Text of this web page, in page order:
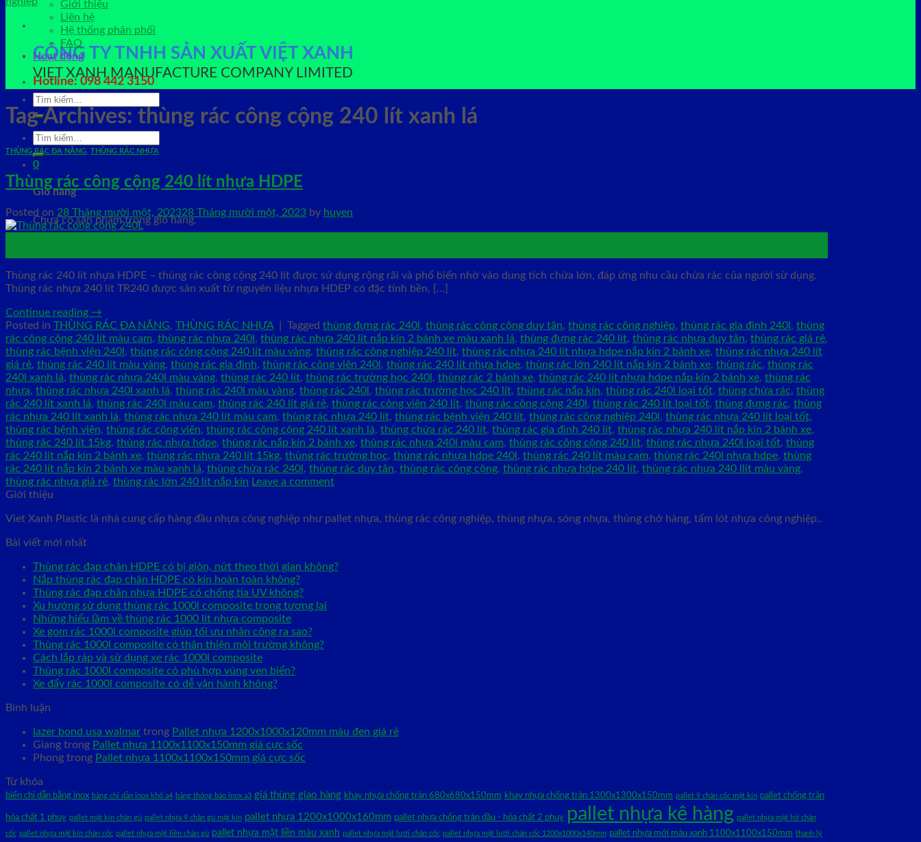
CÔNG TY TNHH SẢN XUẤT VIỆT XANH
VIET XANH MANUFACTURE COMPANY LIMITED
Tìm
kiếm:
Tìm
kiếm:
0
Giỏ hàng
Chưa có sản phẩm trong giỏ hàng.
Giới thiệu
Liên hệ
Hệ thống phân phối
FAQ
Hoạt động
Hotline: 098 442 3150
Tag Archives: thùng rác công cộng 240 lít xanh lá
THÙNG RÁC ĐA NĂNG, THÙNG RÁC NHỰA
Thùng rác công cộng 240 lít nhựa HDPE
Posted on 28 Tháng mười một, 202328 Tháng mười một, 2023 by huyen
Thùng rác 240 lít nhựa HDPE – thùng rác công cộng 240 lít được sử dụng rộng rãi và phổ biến nhờ vào dung tích chứa lớn, đáp ứng nhu cầu chứa rác của người sử dụng.
Thùng rác nhựa 240 lít TR240 được sản xuất từ nguyên liệu nhựa HDEP có đặc tính bền, […]
Continue reading →
Posted in THÙNG RÁC ĐA NĂNG, THÙNG RÁC NHỰA Tagged thùng đựng rác 240l , thùng rác công cộng duy tân, thùng rác công nghiệp, thùng rác gia đình 240l , thùng
rác công cộng 240 lít màu cam, thùng rác nhựa 240l , thùng rác nhựa 240 lít nắp kín 2 bánh xe màu xanh lá, thùng đựng rác 240 lít, thùng rác nhựa duy tân, thùng rác giá rẻ,
thùng rác bệnh viện 240l , thùng rác công cộng 240 lít màu vàng, thùng rác công nghiệp 240 lít, thùng rác nhựa 240 lít nhựa hdpe nắp kín 2 bánh xe, thùng rác nhựa 240 lít
giá rẻ, thùng rác 240 lít màu vàng, thùng rác gia đình, thùng rác công viên 240l , thùng rác 240 lít nhựa hdpe, thùng rác lớn 240 lít nắp kín 2 bánh xe, thùng rác, thùng rác
240l xanh lá, thùng rác nhựa 240l màu vàng, thùng rác 240 lít, thùng rác trường học 240l , thùng rác 2 bánh xe, thùng rác 240 lít nhựa hdpe nắp kín 2 bánh xe, thùng rác
nhựa, thùng rác nhựa 240l xanh lá, thùng rác 240l màu vàng, thùng rác 240l , thùng rác trường học 240 lít, thùng rác nắp kín, thùng rác 240l loại tốt, thùng chứa rác, thùng
rác 240 lít xanh lá, thùng rác 240l màu cam, thùng rác 240 lít giá rẻ, thùng rác công viên 240 lít, thùng rác công cộng 240l , thùng rác 240 lít loại tốt, thùng đựng rác, thùng
rác nhựa 240 lít xanh lá, thùng rác nhựa 240 lít màu cam, thùng rác nhựa 240 lít, thùng rác bệnh viện 240 lít, thùng rác công nghiệp 240l , thùng rác nhựa 240 lít loại tốt,
thùng rác bệnh viện, thùng rác công viên, thùng rác công cộng 240 lít xanh lá, thùng chứa rác 240 lít, thùng rác gia đình 240 lít, thùng rác nhựa 240 lít nắp kín 2 bánh xe,
thùng rác 240 lít 15kg, thùng rác nhựa hdpe, thùng rác nắp kín 2 bánh xe, thùng rác nhựa 240l màu cam, thùng rác công cộng 240 lít, thùng rác nhựa 240l loại tốt, thùng
rác 240 lít nắp kín 2 bánh xe, thùng rác nhựa 240 lít 15kg, thùng rác trường học, thùng rác nhựa hdpe 240l , thùng rác 240 lít màu cam, thùng rác 240l nhựa hdpe, thùng
rác 240 lít nắp kín 2 bánh xe màu xanh lá, thùng chứa rác 240l , thùng rác duy tân, thùng rác công cộng, thùng rác nhựa hdpe 240 lít, thùng rác nhựa 240 llít màu vàng,
thùng rác nhựa giá rẻ, thùng rác lớn 240 lít nắp kín Leave a comment
Giới thiệu
Viet Xanh Plastic là nhà cung cấp hàng đầu nhựa công nghiệp như pallet nhựa, thùng rác công nghiệp, thùng nhựa, sóng nhựa, thùng chở hàng, tấm lót nhựa công nghiệp..
Bài viết mới nhất
Thùng rác đạp chân HDPE có bị giòn, nứt theo thời gian không?
Nắp thùng rác đạp chân HDPE có kín hoàn toàn không?
Thùng rác đạp chân nhựa HDPE có chống tia UV không?
Xu hướng sử dụng thùng rác 1000l composite trong tương lai
Những hiểu lầm về thùng rác 1000 lít nhựa composite
Xe gom rác 1000l composite giúp tối ưu nhân công ra sao?
Thùng rác 1000l composite có thân thiện môi trường không?
Cách lắp ráp và sử dụng xe rác 1000l composite
Thùng rác 1000l composite có phù hợp vùng ven biển?
Xe đẩy rác 1000l composite có dễ vận hành không?
Bình luận
lazer bond usa walmar trong Pallet nhựa 1200x1000x120mm màu đen giá rẻ
Giang trong Pallet nhựa 1100x1100x150mm giá cực sốc
Phong trong Pallet nhựa 1100x1100x150mm giá cực sốc
Từ khóa
biển chỉ dẫn bằng inox bảng chỉ dẫn inox khổ a4 bảng thông báo inox a3 giá thùng giao hàng khay nhựa chống tràn 680x680x150mm khay nhựa chống tràn 1300x1300x150mm pallet 9 chân cốc mặt kín pallet chống tràn
hóa chất 1 phuy pallet mặt kín chân gù pallet nhựa 9 chân gù mặt kín pallet nhựa 1200x1000x160mm pallet nhựa chống tràn dầu - hóa chất 2 phuy pallet nhựa kê hàng pallet nhựa mặt hở chân
cốc pallet nhựa mặt kín chân cốc pallet nhựa mặt liền chân gù pallet nhựa mặt liền màu xanh pallet nhựa mặt lưới chân cốc pallet nhựa mặt lưới chân cốc 1200x1000x140mm pallet nhựa mới màu xanh 1100x1100x150mm thanh lý